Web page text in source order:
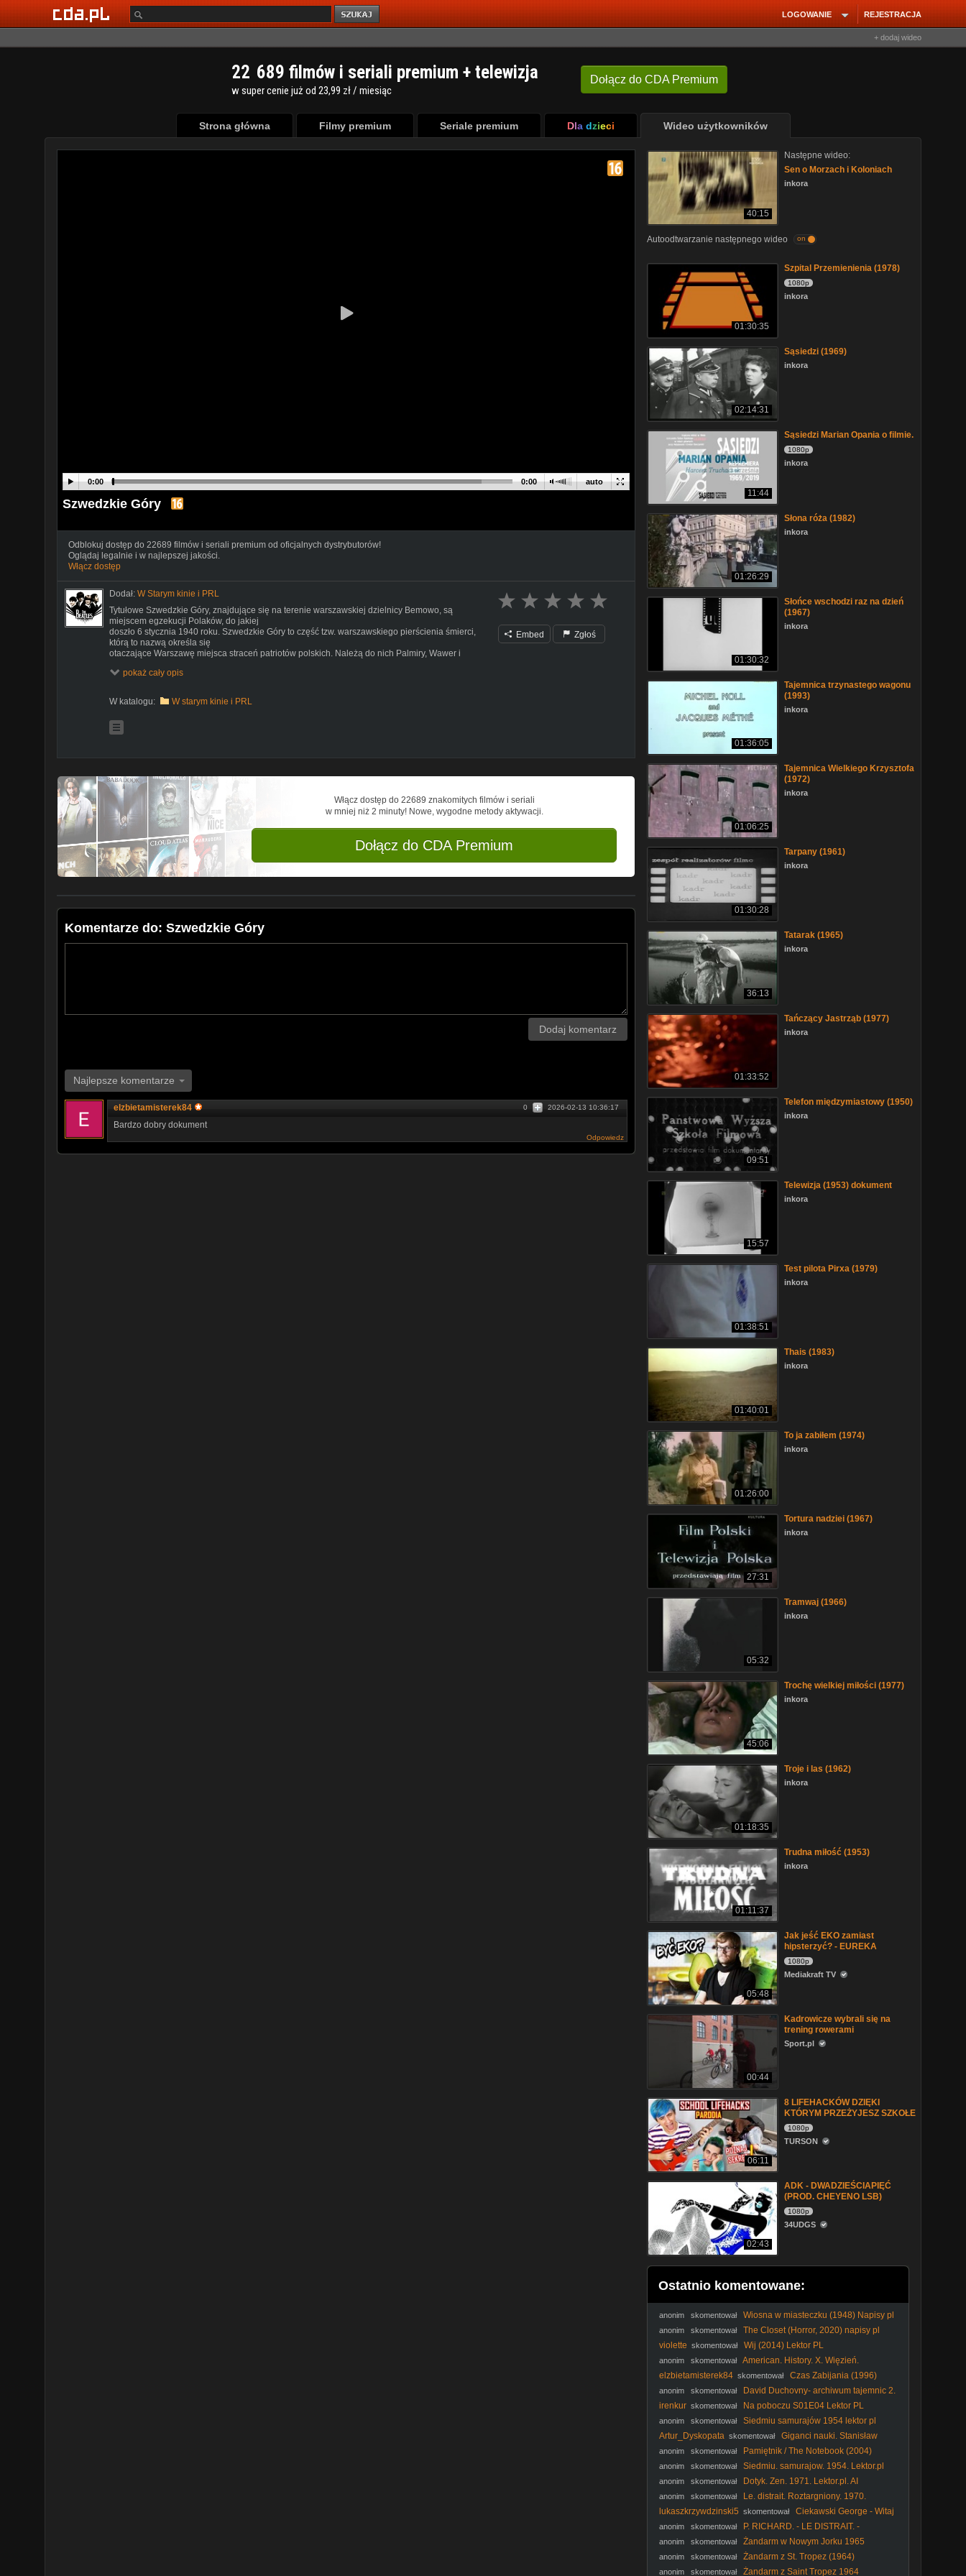
REJESTRACJA
LOGOWANIE
+ dodaj wideo
Dołącz do CDA Premium
22 689 filmów i seriali premium + telewizja
w super cenie już od 23,99 zł / miesiąc
Strona główna Filmy premium Seriale premium Dla dzieci Wideo użytkowników
auto
0:00 0:00
Szwedzkie Góry
Odblokuj dostęp do 22689 filmów i seriali premium od oficjalnych dystrybutorów!
Oglądaj legalnie i w najlepszej jakości.
Włącz dostęp
Dodał: W Starym kinie i PRL
Tytułowe Szwedzkie Góry, znajdujące się na terenie warszawskiej dzielnicy Bemowo, są
miejscem egzekucji Polaków, do jakiej
doszło 6 stycznia 1940 roku. Szwedzkie Góry to część tzw. warszawskiego pierścienia śmierci,
którą to nazwą określa się
otaczające Warszawę miejsca straceń patriotów polskich. Należą do nich Palmiry, Wawer i
będących świadkami tylko jednej okupacyjnej tragedii, jak właśnie Szwedzkie Góry. Kim były
Spośród 96 osób zdołano dotychczas zidentyfikować tylko kilka. Dlaczego właśnie oni zginęli?
Dlaczego wybrano Szwedzkie
Góry i termin 6 stycznia? Co przechowali w swej pamięci mieszkańcy Wawrzyszewa, którzy byli
świadkami tego mordu
i pasjonatów, którzy doprowadzili do przypomnienia i upamiętnienia tej okupacyjnej tragedii.
W filmie występują: Małgorzata Jóźwiak, Aniceta Ochnicka, Jerzy Pożarowski, Jolanta
Fijałkowska - Pilarczyk, Wojciech
Magdziak, Sebastian Pudzianowski, Piotr Nowicki, Jacek Zieliński oraz Grupa Rekonstrukcyjno -
Filmowa Bemowo.
pokaż cały opis
W katalogu: W starym kinie i PRL
Embed Zgłoś
Włącz dostęp do 22689 znakomitych filmów i seriali
w mniej niż 2 minuty! Nowe, wygodne metody aktywacji.
Dołącz do CDA Premium
Komentarze do: Szwedzkie Góry
Dodaj komentarz
Najlepsze komentarze
elzbietamisterek84 2026-02-13 10:36:17
0
Bardzo dobry dokument
Odpowiedz
40:15
Następne wideo:
Sen o Morzach i Koloniach
inkora
Autoodtwarzanie następnego wideo on
01:30:35
Szpital Przemienienia (1978)
1080p
inkora
02:14:31
Sąsiedzi (1969)
inkora
11:44
Sąsiedzi Marian Opania o filmie.
1080p
inkora
01:26:29
Słona róża (1982)
inkora
01:30:32
Słońce wschodzi raz na dzień
(1967)
inkora
01:36:05
Tajemnica trzynastego wagonu
(1993)
inkora
01:06:25
Tajemnica Wielkiego Krzysztofa
(1972)
inkora
01:30:28
Tarpany (1961)
inkora
36:13
Tatarak (1965)
inkora
01:33:52
Tańczący Jastrząb (1977)
inkora
09:51
Telefon międzymiastowy (1950)
inkora
15:57
Telewizja (1953) dokument
inkora
01:38:51
Test pilota Pirxa (1979)
inkora
01:40:01
Thais (1983)
inkora
01:26:00
To ja zabiłem (1974)
inkora
27:31
Tortura nadziei (1967)
inkora
05:32
Tramwaj (1966)
inkora
45:06
Trochę wielkiej miłości (1977)
inkora
01:18:35
Troje i las (1962)
inkora
01:11:37
Trudna miłość (1953)
inkora
05:48
Jak jeść EKO zamiast
hipsterzyć? - EUREKA
1080p
Mediakraft TV
00:44
Kadrowicze wybrali się na
trening rowerami
Sport.pl
06:11
8 LIFEHACKÓW DZIĘKI
KTÓRYM PRZEŻYJESZ SZKOŁE
1080p
TURSON
02:43
ADK - DWADZIEŚCIAPIĘĆ
(PROD. CHEYENO LSB)
1080p
34UDGS
Ostatnio komentowane:
anonim skomentował Wiosna w miasteczku (1948) Napisy pl
anonim skomentował
The Closet (Horror, 2020) napisy pl
violette skomentował Wij (2014) Lektor PL
anonim skomentował American. History. X. Więzień.
nienawiści. 1998. Lektor.pl
elzbietamisterek84 skomentował
Czas Zabijania (1996)
Lektor FHD
anonim skomentował
David Duchovny- archiwum tajemnic 2.
8.
irenkur skomentował Na poboczu S01E04 Lektor PL
anonim skomentował
Siedmiu samurajów 1954 lektor pl
Artur_Dyskopata skomentował
Giganci nauki. Stanisław
Ulam - dokument pl
anonim skomentował
Pamiętnik / The Notebook (2004)
Lektor PL
anonim skomentował Siedmiu. samurajow. 1954. Lektor.pl
anonim skomentował Dotyk. Zen. 1971. Lektor.pl. AI
anonim skomentował
Le. distrait. Roztargniony. 1970.
Lektor.pl
lukaszkrzywdzinski5 skomentował
Ciekawski George - Witaj
wiosno ! (2013)
anonim skomentował
P. RICHARD. - LE DISTRAIT. -
Roztargniony. (1970) lektor
anonim skomentował Żandarm w Nowym Jorku 1965
anonim skomentował Żandarm z St. Tropez (1964)
anonim skomentował Żandarm z Saint Tropez 1964